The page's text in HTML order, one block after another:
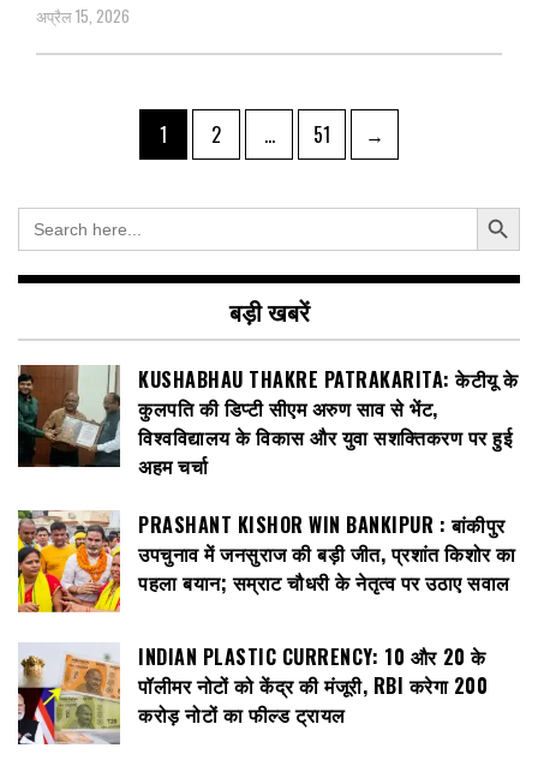
अप्रैल 15, 2026
pagination
Page
1 Page
2 … Page
51 →
Search
for:
Search Button
बड़ी खबरें
KUSHABHAU THAKRE PATRAKARITA: केटीयू के
कुलपति की डिप्टी सीएम अरुण साव से भेंट,
विश्वविद्यालय के विकास और युवा सशक्तिकरण पर हुई
अहम चर्चा
PRASHANT KISHOR WIN BANKIPUR : बांकीपुर
उपचुनाव में जनसुराज की बड़ी जीत, प्रशांत किशोर का
पहला बयान; सम्राट चौधरी के नेतृत्व पर उठाए सवाल
INDIAN PLASTIC CURRENCY: ₹10 और ₹20 के
पॉलीमर नोटों को केंद्र की मंजूरी, RBI करेगा 200
करोड़ नोटों का फील्ड ट्रायल